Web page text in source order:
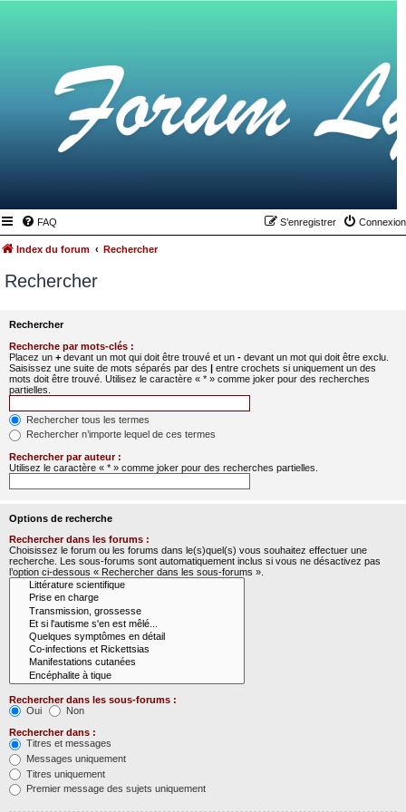
FAQ Connexion
S’enregistrer
Index du forum Rechercher
Rechercher
Rechercher
Recherche par mots-clés :
Placez un + devant un mot qui doit être trouvé et un - devant un mot qui doit être exclu.
Saisissez une suite de mots séparés par des | entre crochets si uniquement un des
mots doit être trouvé. Utilisez le caractère « * » comme joker pour des recherches
partielles.
Rechercher tous les termes
Rechercher n’importe lequel de ces termes
Rechercher par auteur :
Utilisez le caractère « * » comme joker pour des recherches partielles.
Options de recherche
Rechercher dans les forums :
Choisissez le forum ou les forums dans le(s)quel(s) vous souhaitez effectuer une
recherche. Les sous-forums sont automatiquement inclus si vous ne désactivez pas
l’option ci-dessous « Rechercher dans les sous-forums ».
Rechercher dans les sous-forums :
Oui
Non
Rechercher dans :
Titres et messages
Messages uniquement
Titres uniquement
Premier message des sujets uniquement